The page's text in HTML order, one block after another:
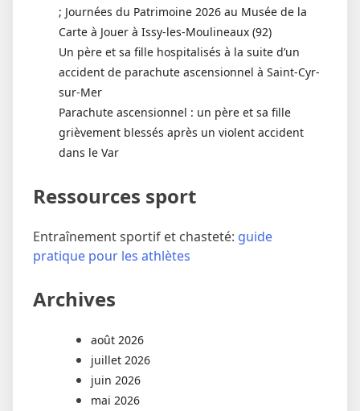
; Journées du Patrimoine 2026 au Musée de la
Carte à Jouer à Issy-les-Moulineaux (92)
Un père et sa fille hospitalisés à la suite d’un
accident de parachute ascensionnel à Saint-Cyr-
sur-Mer
Parachute ascensionnel : un père et sa fille
grièvement blessés après un violent accident
dans le Var
Ressources sport
Entraînement sportif et chasteté: guide
pratique pour les athlètes
Archives
août 2026
juillet 2026
juin 2026
mai 2026